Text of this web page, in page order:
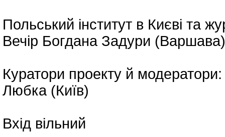
Польський інститут в Києві та
Вечір Богдана Задури
Куратори проекту й
Любка (Київ)
Вхід вільний